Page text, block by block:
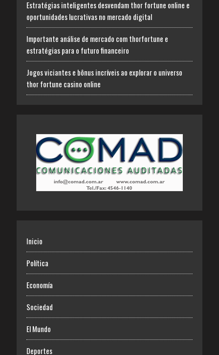
Estratégias inteligentes desvendam thor fortune online e
oportunidades lucrativas no mercado digital
Importante análise de mercado com thorfortune e
estratégias para o futuro financeiro
Jogos viciantes e bônus incríveis ao explorar o universo
thor fortune casino online
Inicio
Política
Economía
Sociedad
El Mundo
Deportes